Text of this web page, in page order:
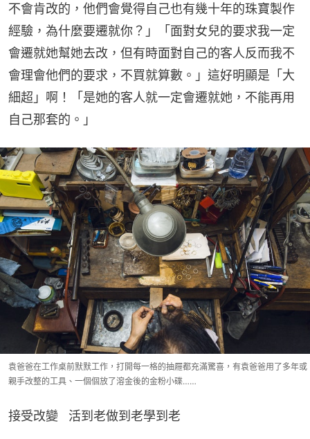
不會肯改的，他們會覺得自己也有幾十年的珠寶製作
經驗，為什麼要遷就你？」「面對女兒的要求我一定
會遷就她幫她去改，但有時面對自己的客人反而我不
會理會他們的要求，不買就算數。」這好明顯是「大
細超」啊！「是她的客人就一定會遷就她，不能再用
自己那套的。」
袁爸爸在工作桌前默默工作，打開每一格的抽屜都充滿驚喜，有袁爸爸用了多年或
親手改整的工具、一個個放了溶金後的金粉小碟……
接受改變   活到老做到老學到老